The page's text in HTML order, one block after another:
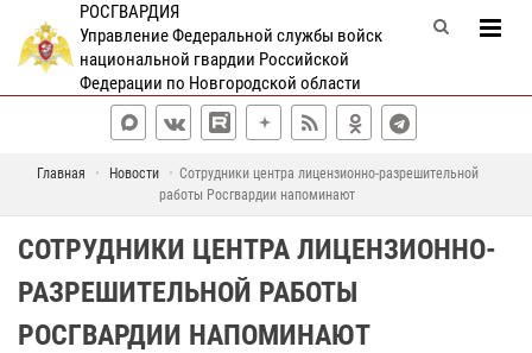
РОСГВАРДИЯ
Управление Федеральной службы войск
национальной гвардии Российской
Федерации по Новгородской области
Главная Новости
Сотрудники центра лицензионно-разрешительной
работы Росгвардии напоминают
СОТРУДНИКИ ЦЕНТРА ЛИЦЕНЗИОННО-
РАЗРЕШИТЕЛЬНОЙ РАБОТЫ
РОСГВАРДИИ НАПОМИНАЮТ